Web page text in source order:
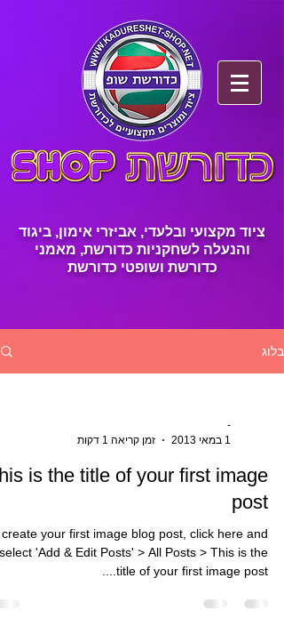
ציוד מקצועי ובלעדי, אביזרי אימון, ביגוד
והנעלה לשחקניות כדורשת, מאמני
כדורשת ושופטי כדורשת
בלוג
-
1 במאי 2013
זמן קריאה 1 דקות
is the title of your first image
post
create your first image blog post, click here and
select 'Add & Edit Posts' > All Posts > This is the
title of your first image post....